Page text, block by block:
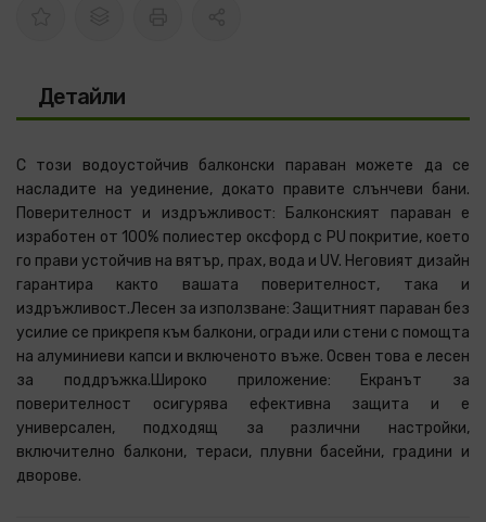
Детайли
С този водоустойчив балконски параван можете да се
насладите на уединение, докато правите слънчеви бани.
Поверителност и издръжливост: Балконският параван е
изработен от 100% полиестер оксфорд с PU покритие, което
го прави устойчив на вятър, прах, вода и UV. Неговият дизайн
гарантира както вашата поверителност, така и
издръжливост.Лесен за използване: Защитният параван без
усилие се прикрепя към балкони, огради или стени с помощта
на алуминиеви капси и включеното въже. Освен това е лесен
за поддръжка.Широко приложение: Екранът за
поверителност осигурява ефективна защита и е
универсален, подходящ за различни настройки,
включително балкони, тераси, плувни басейни, градини и
дворове.